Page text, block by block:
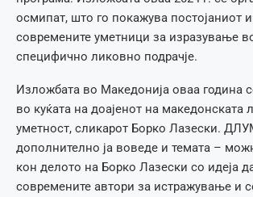
осмипат, што го покажува постојаниот
современите уметници за изразување
специфично ликовно подрачје.
Изложбата во Македонија оваа година
во куќата на доајенот на македонската
уметност, сликарот Борко Лазески.
дополнително ја воведе и темата –
кон делото на Борко Лазески со идеја
современите автори за истражување и